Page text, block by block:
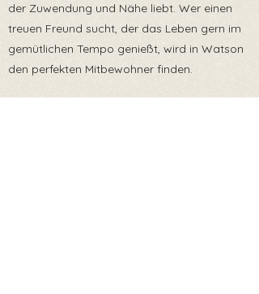
der Zuwendung und Nähe liebt. Wer einen
treuen Freund sucht, der das Leben gern im
gemütlichen Tempo genießt, wird in Watson
den perfekten Mitbewohner finden.